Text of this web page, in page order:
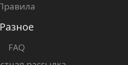
Разное
FAQ